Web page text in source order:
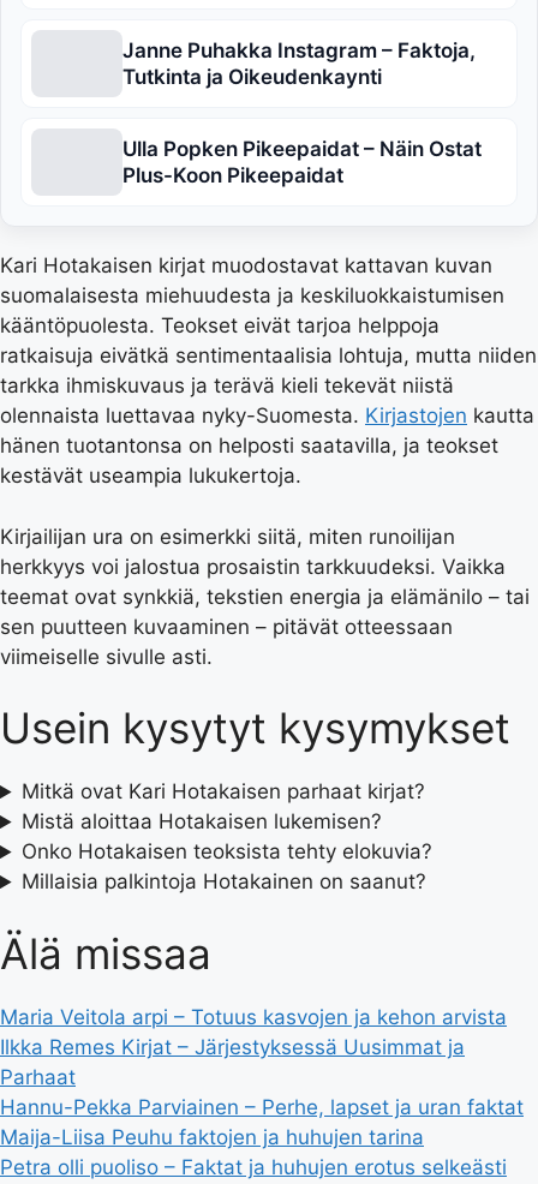
Janne Puhakka Instagram – Faktoja,
Tutkinta ja Oikeudenkaynti
Ulla Popken Pikeepaidat – Näin Ostat
Plus-Koon Pikeepaidat
Kari Hotakaisen kirjat muodostavat kattavan kuvan
suomalaisesta miehuudesta ja keskiluokkaistumisen
kääntöpuolesta. Teokset eivät tarjoa helppoja
ratkaisuja eivätkä sentimentaalisia lohtuja, mutta niiden
tarkka ihmiskuvaus ja terävä kieli tekevät niistä
olennaista luettavaa nyky-Suomesta. Kirjastojen kautta
hänen tuotantonsa on helposti saatavilla, ja teokset
kestävät useampia lukukertoja.
Kirjailijan ura on esimerkki siitä, miten runoilijan
herkkyys voi jalostua prosaistin tarkkuudeksi. Vaikka
teemat ovat synkkiä, tekstien energia ja elämänilo – tai
sen puutteen kuvaaminen – pitävät otteessaan
viimeiselle sivulle asti.
Usein kysytyt kysymykset
Mitkä ovat Kari Hotakaisen parhaat kirjat?
Mistä aloittaa Hotakaisen lukemisen?
Onko Hotakaisen teoksista tehty elokuvia?
Millaisia palkintoja Hotakainen on saanut?
Älä missaa
Maria Veitola arpi – Totuus kasvojen ja kehon arvista
Ilkka Remes Kirjat – Järjestyksessä Uusimmat ja
Parhaat
Hannu-Pekka Parviainen – Perhe, lapset ja uran faktat
Maija-Liisa Peuhu faktojen ja huhujen tarina
Petra olli puoliso – Faktat ja huhujen erotus selkeästi